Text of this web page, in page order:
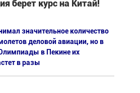
берет курс на Китай!
значительное количество
деловой авиации, но в
в Пекине их
в разы